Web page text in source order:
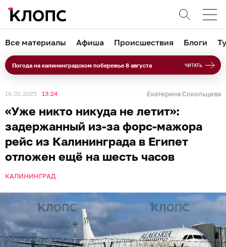
Все материалы Афиша Происшествия Блоги
Погода на калининградском побережье 8 августа ЧИТАТЬ
16.02.2025 13:24 Екатерина Сокольцева
«Уже никто никуда не летит»:
задержанный из-за форс-мажора
рейс из Калининграда в Египет
отложен ещё на шесть часов
КАЛИНИНГРАД